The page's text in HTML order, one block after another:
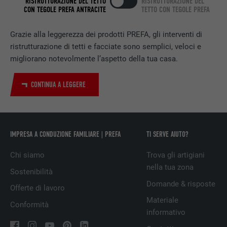
Grazie alla leggerezza dei prodotti PREFA, gli interventi di
ristrutturazione di tetti e facciate sono semplici, veloci e
migliorano notevolmente l’aspetto della tua casa.
CONTINUA A LEGGERE
CON TEGOLE PREFA ANTRACITE
TETTO CON TEGOLE PREFA
IMPRESA A CONDUZIONE FAMILIARE | PREFA
Chi siamo
Sostenibilità
Offerte di lavoro
Conformità
TI SERVE AIUTO?
Trova gli artigiani
nella tua zona
Domande & risposte
Materiale
informativo
PROVIDER LinkedIn
DECORSO 2 anni
SCOPO
Utilizzato dal servizio di social network
LinkedIn per il tracking dell’utilizzo di
DECORSO
Utilizzato per il tracking degli utenti su
diversi siti web, per visualizzare annunci